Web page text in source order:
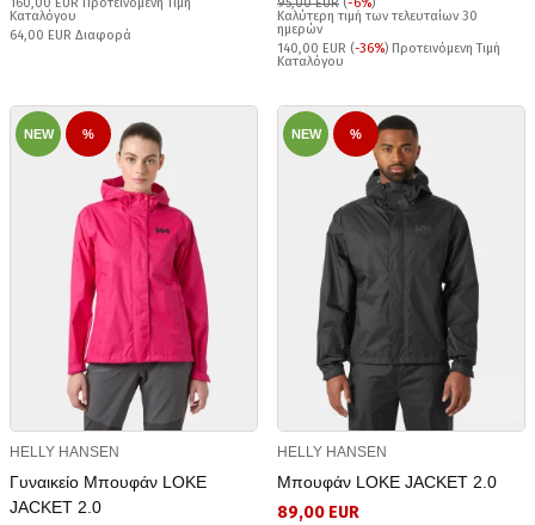
160,00 EUR Προτεινόμενη Τιμή
Καταλόγου
64,00 EUR Διαφορά
95,00 EUR (-6%)
Καλύτερη τιμή των τελευταίων 30
ημερών
140,00 EUR (-36%) Προτεινόμενη Τιμή
Καταλόγου
NEW %
HELLY HANSEN
Γυναικείο Μπουφάν LOKE
JACKET 2.0
NEW %
HELLY HANSEN
Μπουφάν LOKE JACKET 2.0
89,00 EUR